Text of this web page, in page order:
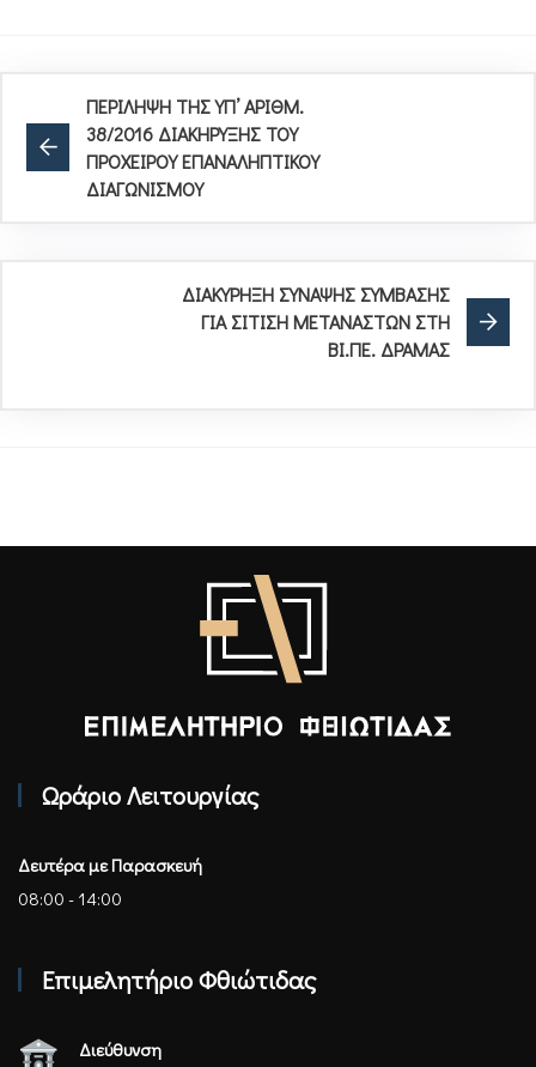
ΠΕΡΙΛΗΨΗ ΤΗΣ ΥΠ’ ΑΡΙΘΜ.
38/2016 ΔΙΑΚΗΡΥΞΗΣ ΤΟΥ
ΠΡΟΧΕΙΡΟΥ ΕΠΑΝΑΛΗΠΤΙΚΟΥ
ΔΙΑΓΩΝΙΣΜΟΥ
ΔΙΑΚΥΡΗΞΗ ΣΥΝΑΨΗΣ ΣΥΜΒΑΣΗΣ
ΓΙΑ ΣΙΤΙΣΗ ΜΕΤΑΝΑΣΤΩΝ ΣΤΗ
ΒΙ.ΠΕ. ΔΡΑΜΑΣ
Ωράριο Λειτουργίας
Δευτέρα με Παρασκευή
08:00 - 14:00
Επιμελητήριο Φθιώτιδας
Διεύθυνση